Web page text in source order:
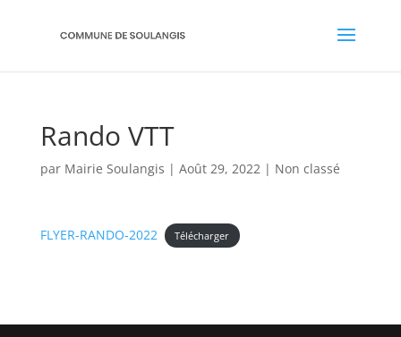
Rando VTT
par Mairie Soulangis | Août 29, 2022| Non classé
FLYER-RANDO-2022 Télécharger